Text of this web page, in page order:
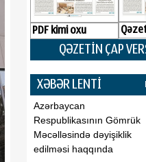
PDF kimi oxu
QƏZETİN ÇAP
XƏBƏR LENTİ
Azərbaycan
Respublikasının Gömrük
Məcəlləsində dəyişiklik
edilməsi haqqında